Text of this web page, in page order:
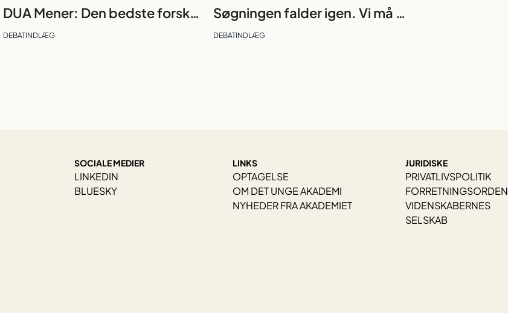
DUA Mener: Den bedste forskningsleder er den, gruppen kan undvære
DEBATINDLÆG
Søgningen falder igen. Vi må gentænke fortællingen om humaniora
DEBATINDLÆG
SOCIALE MEDIER
LINKEDIN
BLUESKY
LINKS
OPTAGELSE
OM DET UNGE AKADEMI
NYHEDER FRA AKADEMIET
JURIDISKE
PRIVATLIVSPOLITIK
FORRETNINGSORDEN
VIDENSKABERNES
SELSKAB